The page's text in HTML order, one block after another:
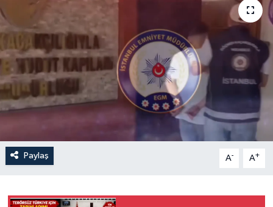
Paylaş A- A+